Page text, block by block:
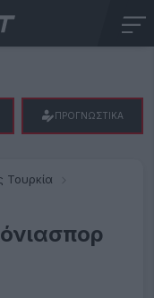
Τουρκία
ΠΡΟΓΝΩΣΤΙΚΑ